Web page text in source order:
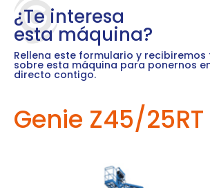
¿Te interesa
esta máquina?
Rellena este formulario y
sobre esta máquina para ponernos
directo contigo.
Genie Z45/25RT